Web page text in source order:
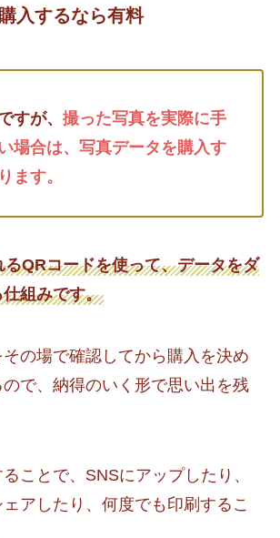
入するなら有料
すが、 撮った写真を実際に手
場合は、写真データを購入す
ます。
QRコードを使って、データをダ
組みです。
の場で確認してから購入を決め
で、納得のいく形で思い出を残
ことで、SNSにアップしたり、
アしたり、何度でも印刷するこ